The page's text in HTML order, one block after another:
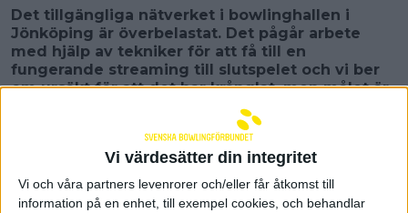
Vi värdesätter din integritet
Vi och våra partners levenrorer och/eller får åtkomst till
information på en enhet, till exempel cookies, och behandlar
Det tillgängliga nätverket i bowlinghallen i
Jönköping är överbelastat. Det pågår arbete
med hjälp av tekniker för att få till en
fungerande streaming till slutspelet och vi ber
om ursäkt för att det har krånglat, men målet är
att åtgärda problemet så fort det är möjligt.
Jonas Brändström 12 maj 2023 21:24